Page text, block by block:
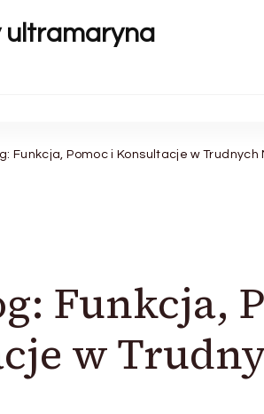
ultramaryna
Funkcja, Pomoc i Konsultacje w Trudnych
Funkcja,
w